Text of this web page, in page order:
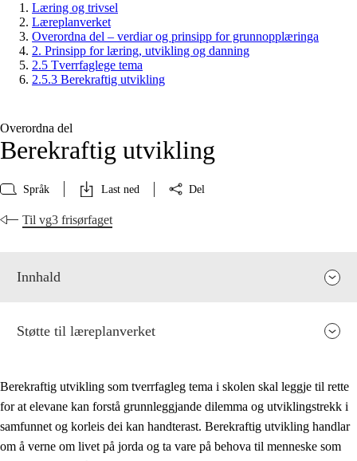
Læring og trivsel
Læreplanverket
Overordna del – verdiar og prinsipp for grunnopplæringa
2. Prinsipp for læring, utvikling og danning
2.5 Tverrfaglege tema
2.5.3 Berekraftig utvikling
Overordna del
Berekraftig utvikling
Språk Last ned Del
Til vg3 frisørfaget
Innhald
Støtte til læreplanverket
Berekraftig utvikling som tverrfagleg tema i skolen skal leggje til rette
for at elevane kan forstå grunnleggjande dilemma og utviklingstrekk i
samfunnet og korleis dei kan handterast. Berekraftig utvikling handlar
om å verne om livet på jorda og ta vare på behova til menneske som